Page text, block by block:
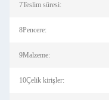
7Teslim süresi:
8Pencere:
9Malzeme:
10Çelik kirişler: